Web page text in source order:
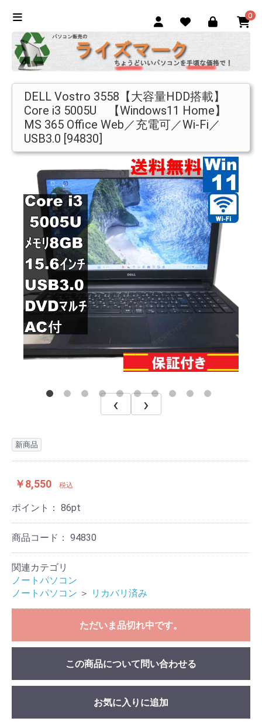
0
DELL Vostro 3558【大容量HDD搭載】
Core i3 5005U 【Windows11 Home】
MS 365 Office Web／充電可／Wi-Fi／
USB3.0 [94830]
‹ ›
新商品
￥8,550 税込
ポイント： 86pt
商品コード： 94830
関連カテゴリ
ノートパソコン
ノートパソコン ＞ リカバリ済み
ただいま品切れ中です。
この商品について問い合わせる
お気に入りに追加